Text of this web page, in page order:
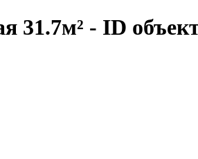
31.7м² - ID